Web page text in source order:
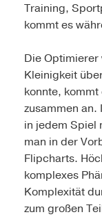
Training,
kommt es
Die Optimierer
Kleinigkeit
konnte, kommt
zusammen
in jedem Spiel
man in der
Flipcharts.
komplexes
Komplexität
zum großen